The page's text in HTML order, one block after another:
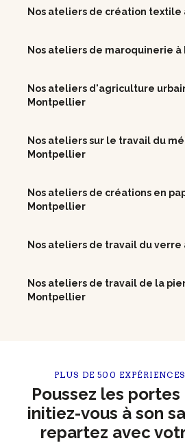
Nos ateliers de création textile
Nos ateliers de maroquinerie
Nos ateliers d'agriculture
Montpellier
Nos ateliers sur le travail du
Montpellier
Nos ateliers de créations en
Montpellier
Nos ateliers de travail du
Nos ateliers de travail de la
Montpellier
PLUS DE 500
Poussez les portes
initiez-vous à son
repartez avec